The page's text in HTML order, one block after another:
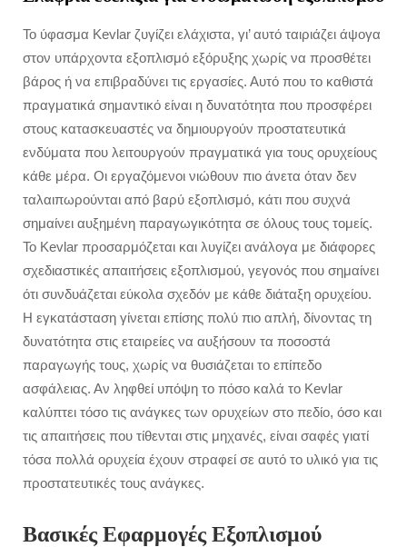
Το ύφασμα Kevlar ζυγίζει ελάχιστα, γι’ αυτό ταιριάζει άψογα
στον υπάρχοντα εξοπλισμό εξόρυξης χωρίς να προσθέτει
βάρος ή να επιβραδύνει τις εργασίες. Αυτό που το καθιστά
πραγματικά σημαντικό είναι η δυνατότητα που προσφέρει
στους κατασκευαστές να δημιουργούν προστατευτικά
ενδύματα που λειτουργούν πραγματικά για τους ορυχείους
κάθε μέρα. Οι εργαζόμενοι νιώθουν πιο άνετα όταν δεν
ταλαιπωρούνται από βαρύ εξοπλισμό, κάτι που συχνά
σημαίνει αυξημένη παραγωγικότητα σε όλους τους τομείς.
Το Kevlar προσαρμόζεται και λυγίζει ανάλογα με διάφορες
σχεδιαστικές απαιτήσεις εξοπλισμού, γεγονός που σημαίνει
ότι συνδυάζεται εύκολα σχεδόν με κάθε διάταξη ορυχείου.
Η εγκατάσταση γίνεται επίσης πολύ πιο απλή, δίνοντας τη
δυνατότητα στις εταιρείες να αυξήσουν τα ποσοστά
παραγωγής τους, χωρίς να θυσιάζεται το επίπεδο
ασφάλειας. Αν ληφθεί υπόψη το πόσο καλά το Kevlar
καλύπτει τόσο τις ανάγκες των ορυχείων στο πεδίο, όσο και
τις απαιτήσεις που τίθενται στις μηχανές, είναι σαφές γιατί
τόσα πολλά ορυχεία έχουν στραφεί σε αυτό το υλικό για τις
προστατευτικές τους ανάγκες.
Βασικές Εφαρμογές Εξοπλισμού